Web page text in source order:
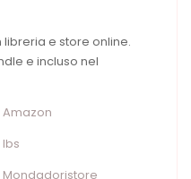
e store online.
e incluso nel